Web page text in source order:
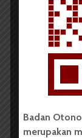
Badan
merupakan